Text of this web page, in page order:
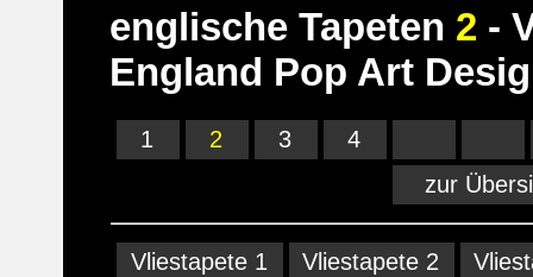
englische Tapeten 2 -
England Pop Art
1 2 3
4
zur
Vliestapete 1 Vliestapete 2